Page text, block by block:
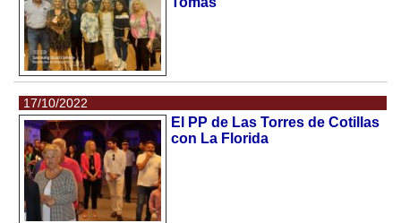
17/10/2022
El PP de Las Torres de Cotillas
con La Florida